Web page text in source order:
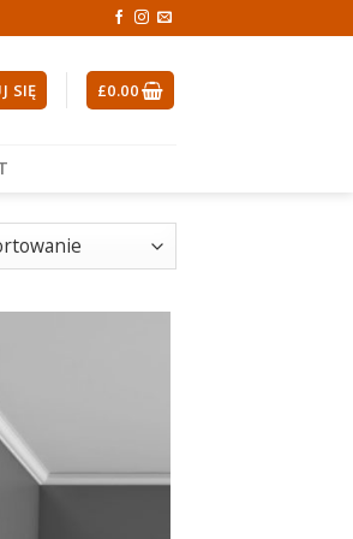
SIĘ £0.00